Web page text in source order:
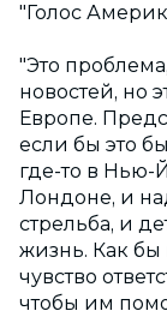
"Голос
"Это
новостей, но
Европе.
если бы это
где-то в Нью-
Лондоне, и
стрельба, и
жизнь. Как бы
чувство
чтобы им